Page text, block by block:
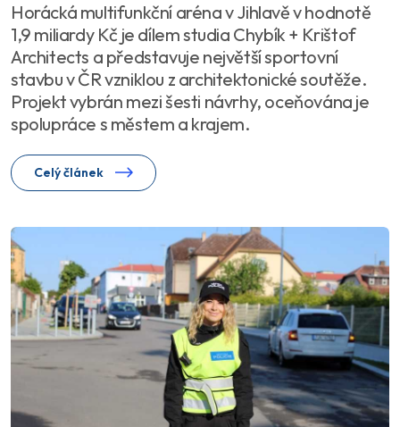
Horácká multifunkční aréna v Jihlavě v hodnotě
1,9 miliardy Kč je dílem studia Chybík + Krištof
Architects a představuje největší sportovní
stavbu v ČR vzniklou z architektonické soutěže.
Projekt vybrán mezi šesti návrhy, oceňována je
spolupráce s městem a krajem.
Celý článek